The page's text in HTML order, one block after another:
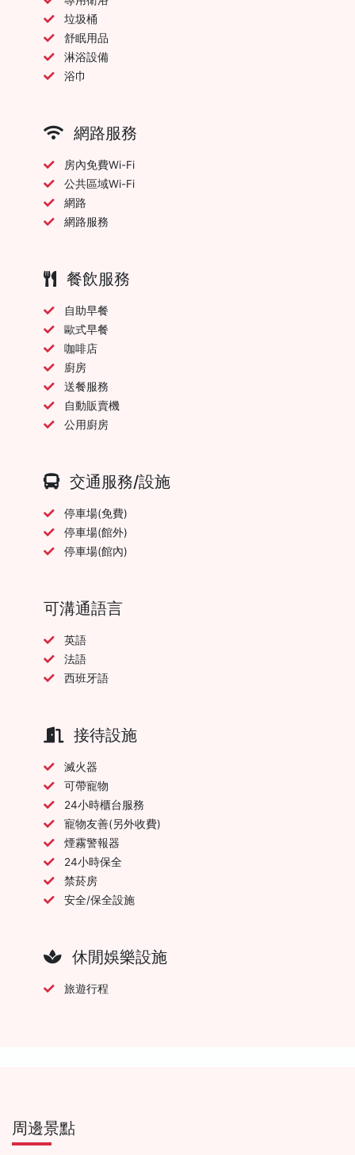
垃圾桶
舒眠用品
淋浴設備
浴巾
網路服務
房內免費Wi-Fi
公共區域Wi-Fi
網路
網路服務
餐飲服務
自助早餐
歐式早餐
咖啡店
廚房
送餐服務
自動販賣機
公用廚房
交通服務/設施
停車場(免費)
停車場(館外)
停車場(館內)
可溝通語言
英語
法語
西班牙語
接待設施
滅火器
可帶寵物
24小時櫃台服務
寵物友善(另外收費)
煙霧警報器
24小時保全
禁菸房
安全/保全設施
休閒娛樂設施
旅遊行程
周邊景點